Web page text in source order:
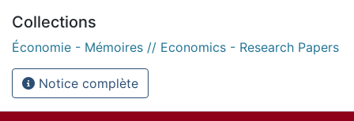
Collections
Économie - Mémoires // Economics - Research Papers
Notice complète